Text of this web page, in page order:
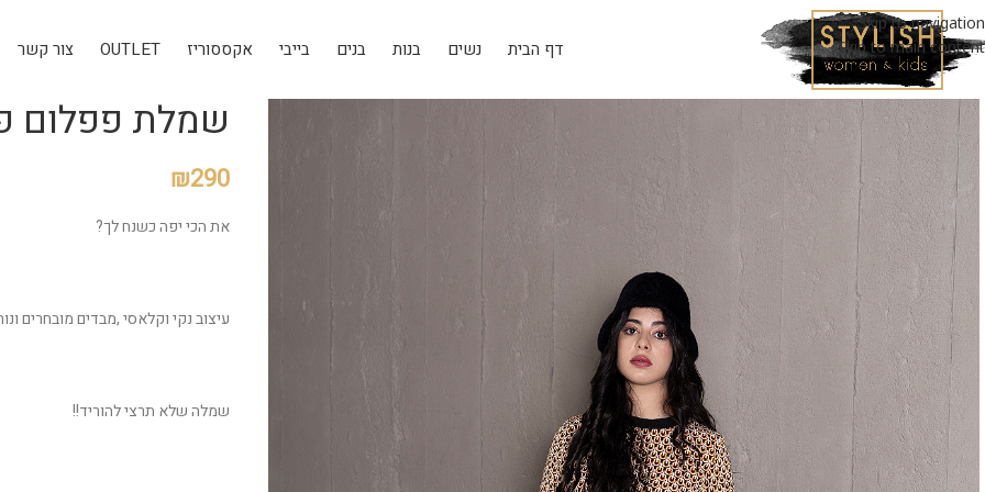
Skip to navigation
Skip to main content
דף הבית נשים בנות בנים בייבי אקססוריז OUTLET צור קשר
שמלת פפלום
₪290
את הכי יפה כשנח לך?
עיצוב נקי וקלאסי ,מבדים מובחרים
שמלה שלא תרצי להוריד!!